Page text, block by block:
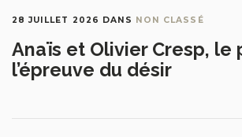
28 JUILLET 2026 DANS NON CLASSÉ
Anaïs et Olivier Cresp, le
l’épreuve du désir